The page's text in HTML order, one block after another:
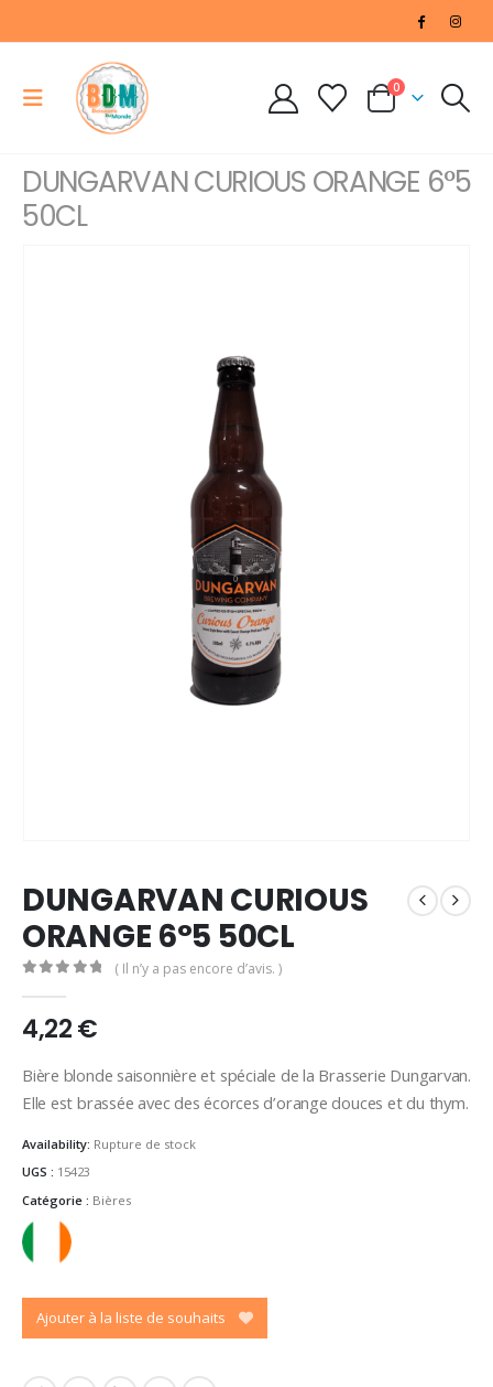
0
DUNGARVAN CURIOUS ORANGE 6°5
50CL
DUNGARVAN CURIOUS
ORANGE 6°5 50CL
( Il n’y a pas encore d’avis. )
4,22€
Bière blonde saisonnière et spéciale de la Brasserie Dungarvan.
Elle est brassée avec des écorces d’orange douces et du thym.
Availability: Rupture de stock
UGS : 15423
Catégorie : Bières
Ajouter à la liste de souhaits